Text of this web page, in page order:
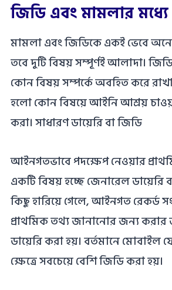
জিডি এবং মামলার মধ্যে
মামলা এবং জিডিকে একই ভেবে
তবে দুটি বিষয় সম্পূর্ণই আলাদা।
কোন বিষয় সম্পর্কে অবহিত করে
হলো কোন বিষয়ে আইনি আশ্রয়
করা। সাধারণ ডায়েরি বা জিডি
আইনগতভাবে পদক্ষেপ নেওয়ার
একটি বিষয় হচ্ছে জেনারেল ডায়েরি
কিছু হারিয়ে গেলে, আইনগত রেকর্ড
প্রাথমিক তথ্য জানানোর জন্য করার
ডায়েরি করা হয়। বর্তমানে মোবাইল
ক্ষেত্রে সবচেয়ে বেশি জিডি করা হয়।